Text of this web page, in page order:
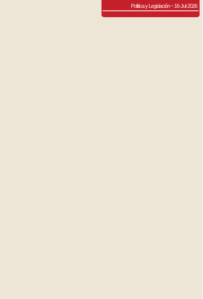
Política y Legislación~16-Jul-2026